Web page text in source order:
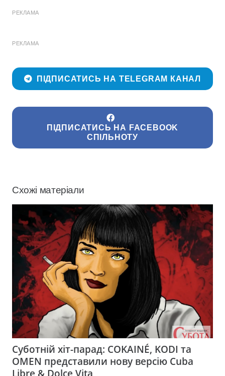
РЕКЛАМА
РЕКЛАМА
ПІДПИСАТИСЬ НА TELEGRAM КАНАЛ
ПІДПИСАТИСЬ НА FACEBOOK
СПІЛЬНОТУ
Схожі матеріали
Суботній хіт-парад: COKAINÉ, KODI та
OMEN представили нову версію Cuba
Libre & Dolce Vita